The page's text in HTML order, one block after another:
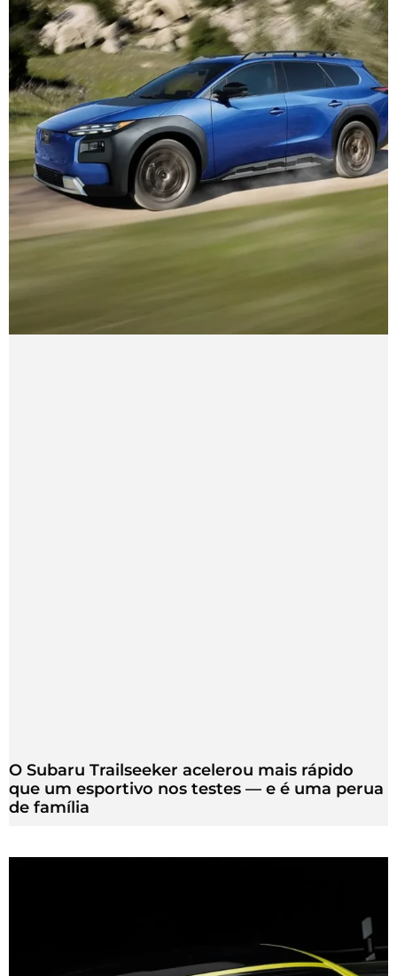
O Subaru Trailseeker acelerou mais rápido
que um esportivo nos testes — e é uma perua
de família